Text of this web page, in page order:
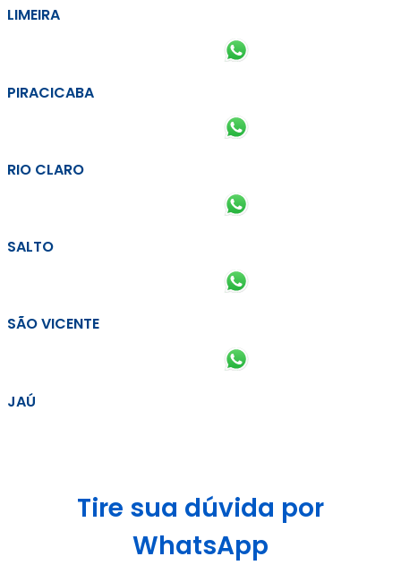
LIMEIRA
PIRACICABA
RIO CLARO
SALTO
SÃO VICENTE
JAÚ
Tire sua dúvida por
WhatsApp